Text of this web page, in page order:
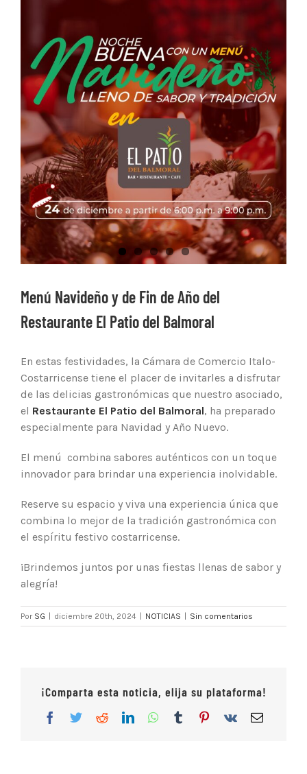
grande
Menú Navideño y de Fin de Año del
Restaurante El Patio del Balmoral
En estas festividades, la Cámara de Comercio Italo-
Costarricense tiene el placer de invitarles a disfrutar
de las delicias gastronómicas que nuestro asociado,
el Restaurante El Patio del Balmoral, ha preparado
especialmente para Navidad y Año Nuevo.
El menú combina sabores auténticos con un toque
innovador para brindar una experiencia inolvidable.
Reserve su espacio y viva una experiencia única que
combina lo mejor de la tradición gastronómica con
el espíritu festivo costarricense.
¡Brindemos juntos por unas fiestas llenas de sabor y
alegría!
Por SG diciembre 20th, 2024 NOTICIAS Sin comentarios
¡Comparta esta noticia, elija su plataforma!
Facebook
TwitterRedditLinkedInWhatsApp
TumblrPinterest
Vk
Correo